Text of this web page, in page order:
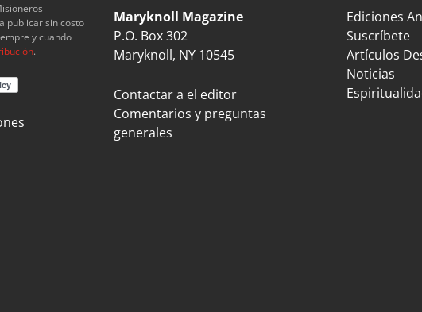
publicar sin costo
y cuando
.
Maryknoll Magazine
P.O. Box 302
Maryknoll, NY 10545
Contactar a el editor
Comentarios y preguntas
generales
Ediciones
Suscríbete
Artículos
Noticias